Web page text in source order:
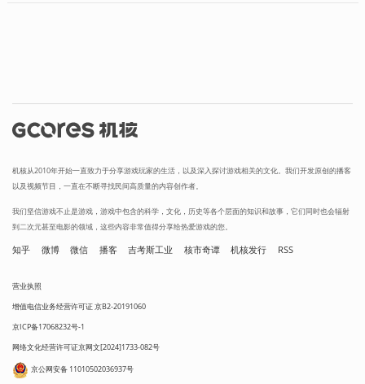
机核从2010年开始一直致力于分享游戏玩家的生活，以及深入探讨游戏相关的文化。我们开发原创的播客
以及视频节目，一直在不断寻找民间高质量的内容创作者。
我们坚信游戏不止是游戏，游戏中包含的科学，文化，历史等各个层面的知识和故事，它们同时也会辐射
到二次元甚至电影的领域，这些内容非常值得分享给热爱游戏的您。
知乎 微博 微信 播客 吉考斯工业 核市奇谭 机核发行 RSS
营业执照
增值电信业务经营许可证 京B2-20191060
京ICP备17068232号-1
网络文化经营许可证京网文[2024]1733-082号
京公网安备 11010502036937号